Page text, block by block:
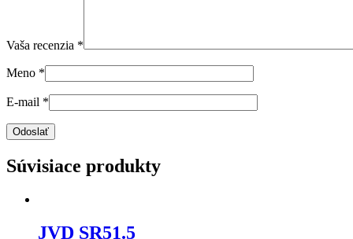
Vaša recenzia *
Meno *
E-mail *
Súvisiace produkty
JVD SR51.5